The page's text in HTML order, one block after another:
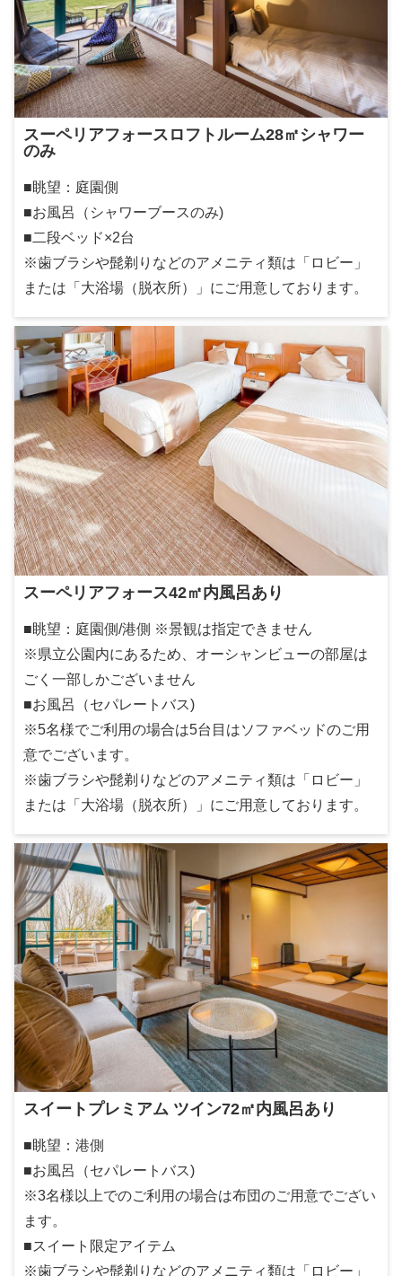
スーペリアフォースロフトルーム28㎡シャワー
のみ
■眺望：庭園側
■お風呂（シャワーブースのみ)
■二段ベッド×2台
※歯ブラシや髭剃りなどのアメニティ類は「ロビー」
または「大浴場（脱衣所）」にご用意しております。
スーペリアフォース42㎡内風呂あり
■眺望：庭園側/港側 ※景観は指定できません
※県立公園内にあるため、オーシャンビューの部屋は
ごく一部しかございません
■お風呂（セパレートバス)
※5名様でご利用の場合は5台目はソファベッドのご用
意でございます。
※歯ブラシや髭剃りなどのアメニティ類は「ロビー」
または「大浴場（脱衣所）」にご用意しております。
スイートプレミアム ツイン72㎡内風呂あり
■眺望：港側
■お風呂（セパレートバス)
※3名様以上でのご利用の場合は布団のご用意でござい
ます。
■スイート限定アイテム
※歯ブラシや髭剃りなどのアメニティ類は「ロビー」